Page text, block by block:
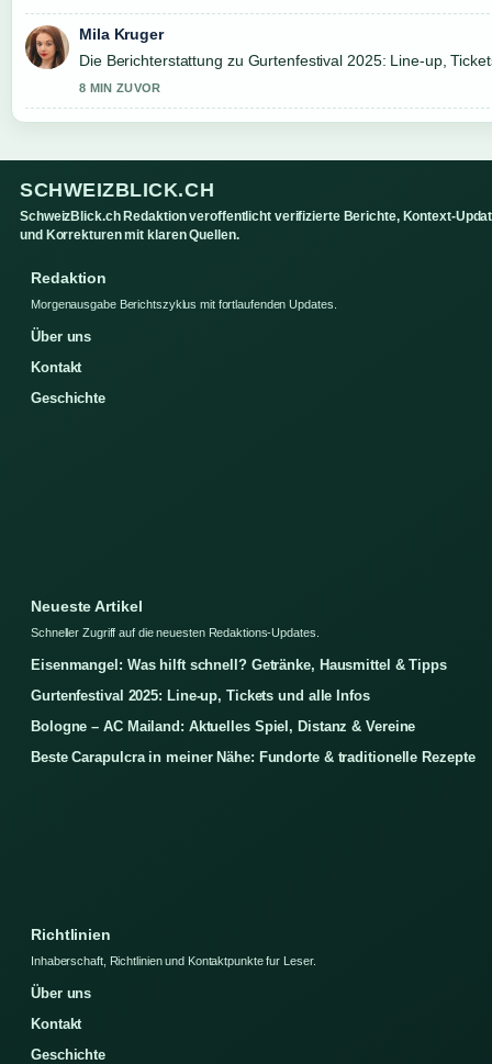
Mila Kruger
Die Berichterstattung zu Gurtenfestival 2025: Line-up,
8 MIN ZUVOR
SCHWEIZBLICK.CH
SchweizBlick.ch Redaktion veroffentlicht verifizierte Berichte, Kontext-
und Korrekturen mit klaren Quellen.
Redaktion
Morgenausgabe Berichtszyklus mit fortlaufenden Updates.
Über uns
Kontakt
Geschichte
Neueste Artikel
Schneller Zugriff auf die neuesten Redaktions-Updates.
Eisenmangel: Was hilft schnell? Getränke, Hausmittel & Tipps
Gurtenfestival 2025: Line-up, Tickets und alle Infos
Bologne – AC Mailand: Aktuelles Spiel, Distanz & Vereine
Beste Carapulcra in meiner Nähe: Fundorte & traditionelle Rezepte
Richtlinien
Inhaberschaft, Richtlinien und Kontaktpunkte fur Leser.
Über uns
Kontakt
Geschichte